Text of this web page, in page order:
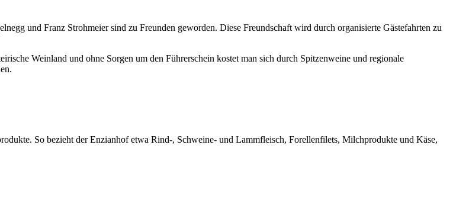
und Franz Strohmeier sind zu Freunden geworden. Diese Freundschaft wird durch organisierte Gästefahrten zu
Weinland und ohne Sorgen um den Führerschein kostet man sich durch Spitzenweine und regionale
So bezieht der Enzianhof etwa Rind-, Schweine- und Lammfleisch, Forellenfilets, Milchprodukte und Käse,